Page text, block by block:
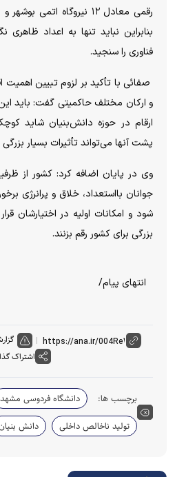
بنابراین نباید تنها به اعداد ظاهری
فناوری را سنجید.
صفائی با تأکید بر لزوم تبیین
و ارکان مختلف حاکمیتی گفت: باید
ارقام در حوزه دانش‌بنیان شاید
پشت آنها می‌تواند تأثیرات بسیار
وی در پایان اضافه کرد: کشور از
جوانان بااستعداد، خلاق و پرانرژی
شود و امکانات اولیه در اختیارشان
بزرگی برای کشور رقم بزنند.
انتهای پیام/
اشتراک
برچسب ها: دانشگاه فردوسی مشهد
تولید ناخالص داخلی
دانش